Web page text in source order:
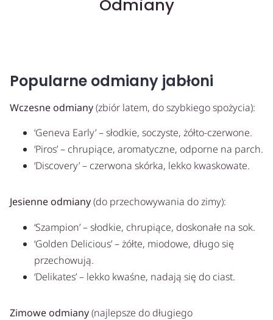
Odmiany
Popularne odmiany jabłoni
Wczesne odmiany(zbiór latem, do szybkiego spożycia):
‘Geneva Early’ – słodkie, soczyste, żółto-czerwone.
‘Piros’ – chrupiące, aromatyczne, odporne na parch.
‘Discovery’ – czerwona skórka, lekko kwaskowate.
Jesienne odmiany(do przechowywania do zimy):
‘Szampion’ – słodkie, chrupiące, doskonałe na sok.
‘Golden Delicious’ – żółte, miodowe, długo się
przechowują.
‘Delikates’ – lekko kwaśne, nadają się do ciast.
Zimowe odmiany(najlepsze do długiego